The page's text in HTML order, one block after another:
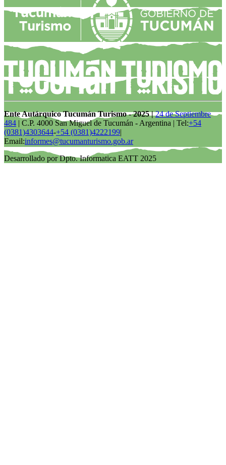
Ente Autárquico Tucumán Turismo - 2025 |24 de Septiembre
484 | C.P. 4000 San Miguel de Tucumán - Argentina | Tel:+54
(0381)4303644-+54 (0381)4222199|
Email:informes@tucumanturismo.gob.ar
Desarrollado por Dpto. Informatica EATT 2025